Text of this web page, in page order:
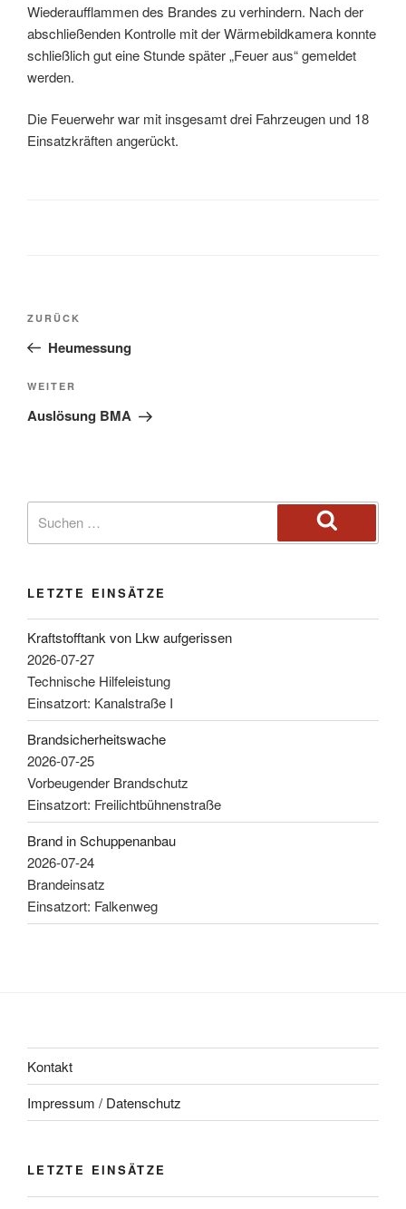
Wiederaufflammen des Brandes zu verhindern. Nach der
abschließenden Kontrolle mit der Wärmebildkamera konnte
schließlich gut eine Stunde später „Feuer aus“ gemeldet
werden.
Die Feuerwehr war mit insgesamt drei Fahrzeugen und 18
Einsatzkräften angerückt.
ZURÜCK
Heumessung
WEITER
Auslösung BMA
LETZTE EINSÄTZE
Kraftstofftank von Lkw aufgerissen
2026-07-27
Technische Hilfeleistung
Einsatzort: Kanalstraße I
Brandsicherheitswache
2026-07-25
Vorbeugender Brandschutz
Einsatzort: Freilichtbühnenstraße
Brand in Schuppenanbau
2026-07-24
Brandeinsatz
Einsatzort: Falkenweg
Kontakt
Impressum / Datenschutz
LETZTE EINSÄTZE